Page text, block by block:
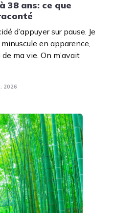
38 ans: ce que
d’appuyer sur pause. Je
en apparence,
ma vie. On m’avait
2026